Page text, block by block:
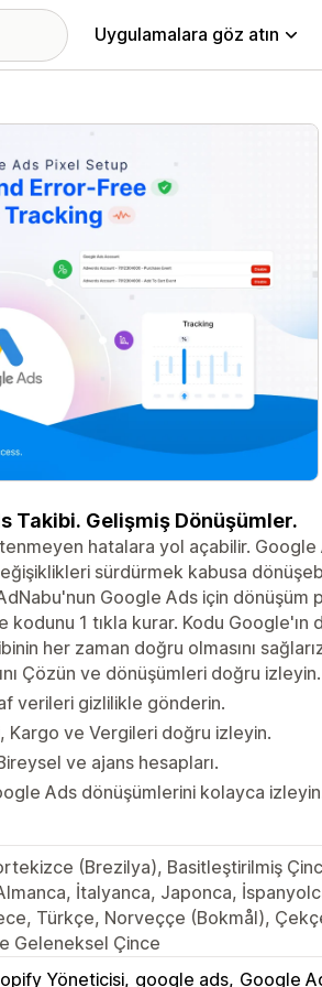
Uygulamalara göz atın
Takibi. Gelişmiş Dönüşümler.
hatalara yol açabilir.
sürdürmek kabusa
Google Ads için dönüşüm
1 tıkla kurar. Kodu Google'ın
her zaman doğru olmasını
Çözün ve dönüşümleri doğru izleyin.
verileri gizlilikle gönderin.
Kargo ve Vergileri doğru izleyin.
ve ajans hesapları.
Ads dönüşümlerini kolayca
(Brezilya), Basitleştirilmiş
İtalyanca, Japonca,
Türkçe, Norveççe (Bokmål),
Geleneksel Çince
Yöneticisi google ads Google